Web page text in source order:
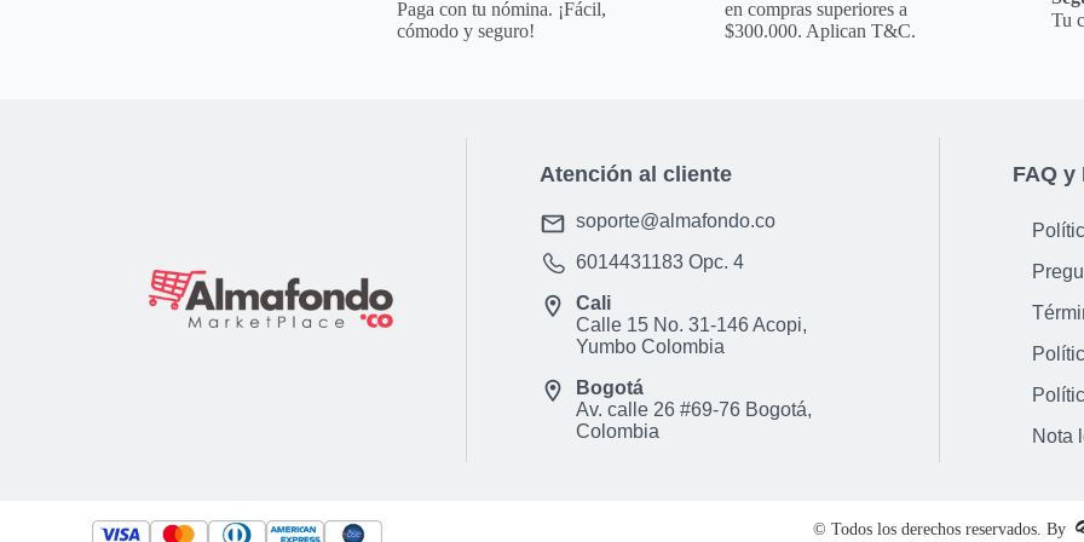
cocina con una
**INFORMACION
para que puedas
es la opci&oacute;n
aclaraci&oacute;n
incluye
ni ning&uacute;n
Observaciones De
garant&iacute;a de
mal uso o por
Paga con tu nómina. ¡Fácil,
cómodo y seguro!
en compras superiores a
$300.000. Aplican T&C.
Tu
Atención al cliente
soporte@almafondo.co
6014431183Opc. 4
Cali
Calle 15 No. 31-146 Acopi,
Yumbo Colombia
Bogotá
Av. calle 26 #69-76 Bogotá,
Colombia
FAQ y
Nota
© Todos los derechos reservados. By